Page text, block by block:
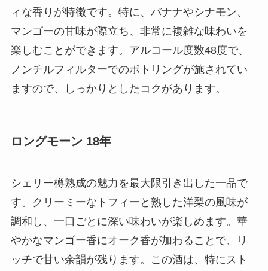
ィな香りが特徴です。特に、バナナやシナモン、
マンゴーの甘味が際立ち、非常に複雑な味わいを
楽しむことができます。アルコール度数48度で、
ノンチルフィルターでのボトリングが施されてい
ますので、しっかりとしたコクがあります。
ロングモーン 18年
シェリー樽熟成の魅力を最大限引き出した一品で
す。クリーミーなトフィーと熟した洋梨の風味が
調和し、一口ごとに深い味わいが楽しめます。華
やかなマンゴー香にオーク香が加わることで、リ
ッチで甘い余韻が残ります。この酒は、特にスト